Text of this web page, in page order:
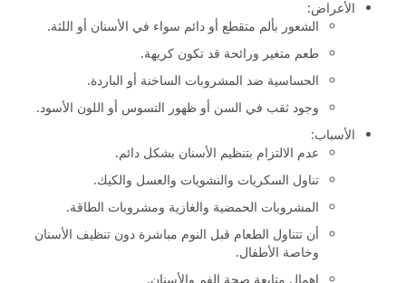
الأعراض:
الشعور بألم متقطع أو دائم سواء في الأسنان أو اللثة.
طعم متغير ورائحة قد تكون كريهة.
الحساسية ضد المشروبات الساخنة أو الباردة.
وجود ثقب في السن أو ظهور التسوس أو اللون الأسود.
الأسباب:
عدم الالتزام بتنظيم الأسنان بشكل دائم.
تناول السكريات والنشويات والعسل والكيك.
المشروبات الحمضية والغازية ومشروبات الطاقة.
أن تتناول الطعام قبل النوم مباشرة دون تنظيف الأسنان
وخاصة الأطفال.
إهمال متابعة صحة الفم والأسنان.